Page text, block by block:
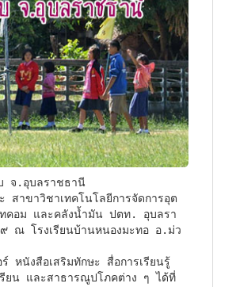
ทคอม และคลังน้ำมัน ปตท. อุบลรา
ณ โรงเรียนบ้านหนองมะทอ อ.ม่ว
ยน และสาธารณูปโภคต่าง ๆ ได้ที่